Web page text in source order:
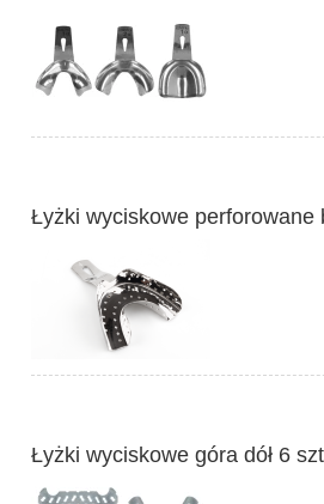
Łyżki wyciskowe perforowane
Łyżki wyciskowe góra dół 6